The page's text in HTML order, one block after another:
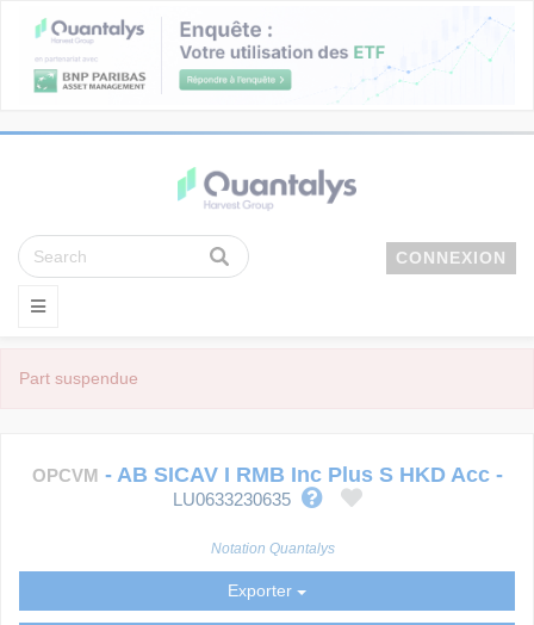
CONNEXION
Part suspendue
OPCVM - AB SICAV I RMB Inc Plus S HKD Acc-
LU0633230635
Notation Quantalys
Exporter